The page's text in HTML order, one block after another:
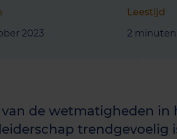
2023
Leestijd
2 minuten
van de wetmatigheden in
trendgevoelig